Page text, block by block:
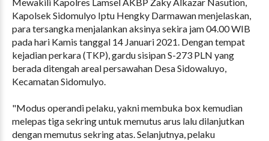
Mewakili Kapolres Lamsel AKBP Zaky Alkazar Nasution,
Kapolsek Sidomulyo Iptu Hengky Darmawan menjelaskan,
para tersangka menjalankan aksinya sekira jam 04.00 WIB
pada hari Kamis tanggal 14 Januari 2021. Dengan tempat
kejadian perkara (TKP), gardu sisipan S-273 PLN yang
berada ditengah areal persawahan Desa Sidowaluyo,
Kecamatan Sidomulyo.
"Modus operandi pelaku, yakni membuka box kemudian
melepas tiga sekring untuk memutus arus lalu dilanjutkan
dengan memutus sekring atas. Selanjutnya, pelaku